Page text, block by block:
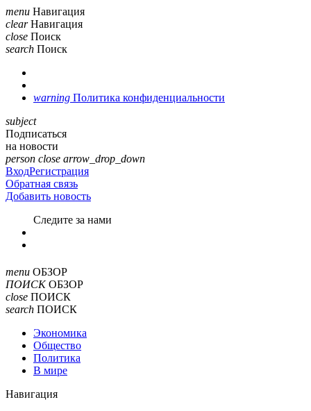
menu Навигация
clear Навигация
close Поиск
search Поиск
warning Политика конфиденциальности
subject
Подписаться
на новости
person close arrow_drop_down
ВходРегистрация
Обратная связь
Добавить новость
Cледите за нами
menu ОБЗОР
ПОИСК ОБЗОР
close ПОИСК
search ПОИСК
Экономика
Общество
Политика
В мире
Навигация